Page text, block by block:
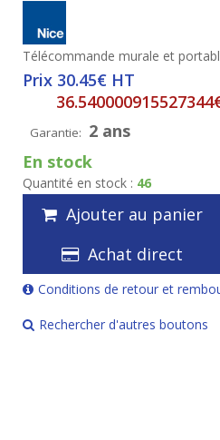
Télécommande murale et
Prix 30.45€ HT
Garantie: 2 ans
En stock
Quantité en stock : 46
Ajouter au panier
Achat direct
Conditions de retour et
Rechercher d'autres boutons